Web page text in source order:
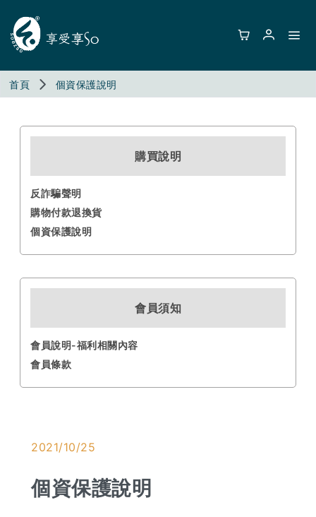
首頁 個資保護說明
購買說明
反詐騙聲明
購物付款退換貨
個資保護說明
會員須知
會員說明-福利相關內容
會員條款
2021/10/25
個資保護說明